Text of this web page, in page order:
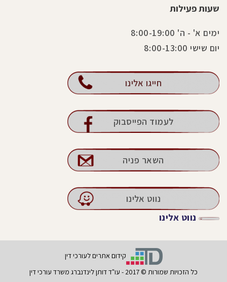
שעות פעילות
ימים א' - ה' 8:00-19:00
יום שישי 8:00-13:00
חייגו אלינו
לעמוד הפייסבוק
השאר פניה
נווט אלינו
נווט אלינו
קידום אתרים לעורכי דין
כל הזכויות שמורות © 2017 - עו"ד דותן לינדנברג משרד עורכי דין